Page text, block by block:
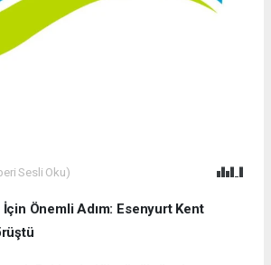
Sesli Oku)
Önemli Adım: Esenyurt Kent